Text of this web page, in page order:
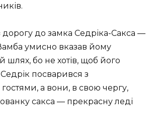
дорогу до замка Седріка-Сакса —
умисно вказав йому
шлях, бо не хотів, щоб його
посварився з
а вони, в свою чергу,
сакса — прекрасну леді